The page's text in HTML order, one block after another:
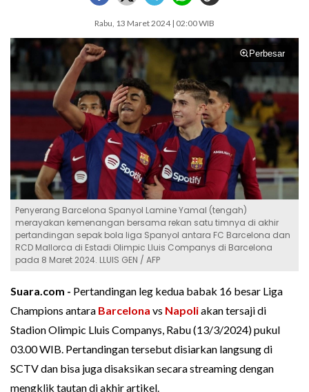
Rabu, 13 Maret 2024 | 02:00 WIB
Perbesar
Penyerang Barcelona Spanyol Lamine Yamal (tengah)
merayakan kemenangan bersama rekan satu timnya di akhir
pertandingan sepak bola liga Spanyol antara FC Barcelona dan
RCD Mallorca di Estadi Olimpic Lluis Companys di Barcelona
pada 8 Maret 2024. LLUIS GEN / AFP
Suara.com - Pertandingan leg kedua babak 16 besar Liga
Champions antara Barcelona vs Napoliakan tersaji di
Stadion Olimpic Lluis Companys, Rabu (13/3/2024) pukul
03.00 WIB. Pertandingan tersebut disiarkan langsung di
SCTV dan bisa juga disaksikan secara streaming dengan
mengklik tautan di akhir artikel.